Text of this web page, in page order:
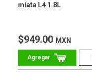
miata L4 1.8L
$949.00 MXN